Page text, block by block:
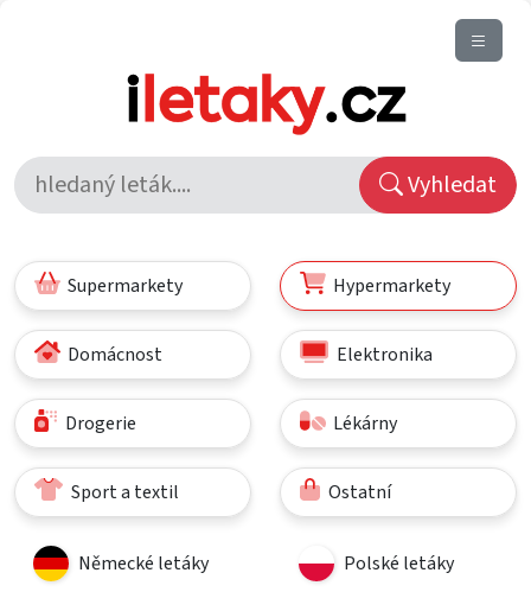
Vyhledat
Supermarkety Hypermarkety
Domácnost Elektronika
Drogerie Lékárny
Sport a textil Ostatní
Německé letáky Polské letáky